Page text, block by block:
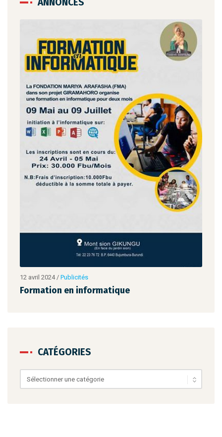
12 avril 2024/ Publicités
Formation en informatique
CATÉGORIES
Catégories